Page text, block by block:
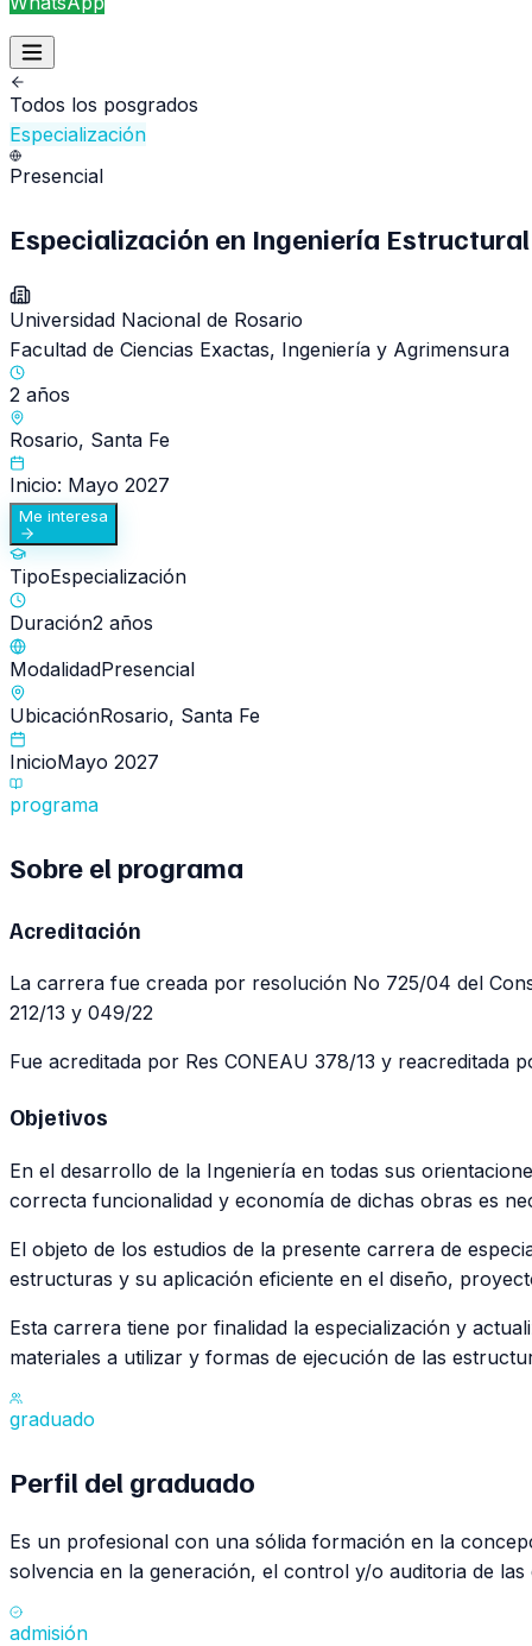
Todos los posgrados
Especialización
Presencial
Especialización en Ingeniería Estructural
Universidad Nacional de Rosario
Facultad de Ciencias Exactas, Ingeniería y Agrimensura
2 años
Rosario, Santa Fe
Inicio: Mayo 2027
Me interesa
TipoEspecialización
Duración2 años
ModalidadPresencial
UbicaciónRosario, Santa Fe
InicioMayo 2027
programa
Sobre el programa
Acreditación
La carrera fue creada por resolución No 725/04 del
212/13 y 049/22
Fue acreditada por Res CONEAU 378/13 y reacreditada
Objetivos
En el desarrollo de la Ingeniería en todas sus
correcta funcionalidad y economía de dichas obras es
El objeto de los estudios de la presente carrera de
estructuras y su aplicación eficiente en el diseño,
Esta carrera tiene por finalidad la especialización y
materiales a utilizar y formas de ejecución de las
graduado
Perfil del graduado
Es un profesional con una sólida formación en la
solvencia en la generación, el control y/o auditoria de
admisión